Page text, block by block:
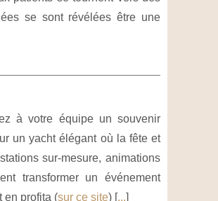
se sont révélées être une
à votre équipe un souvenir
un yacht élégant où la fête et
sur-mesure, animations
transformer un événement
en profita (sur ce site) [...]